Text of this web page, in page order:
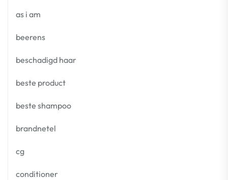
as i am
beerens
beschadigd haar
beste product
beste shampoo
brandnetel
cg
conditioner